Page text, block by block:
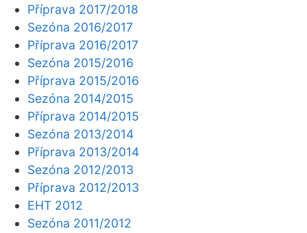
Příprava 2017/2018
Sezóna 2016/2017
Příprava 2016/2017
Sezóna 2015/2016
Příprava 2015/2016
Sezóna 2014/2015
Příprava 2014/2015
Sezóna 2013/2014
Příprava 2013/2014
Sezóna 2012/2013
Příprava 2012/2013
EHT 2012
Sezóna 2011/2012